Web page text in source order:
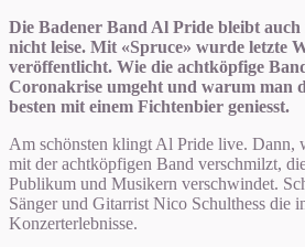
Die Badener Band Al Pride bleibt
nicht leise. Mit «Spruce» wurde letzte
veröffentlicht. Wie die achtköpfige
Coronakrise umgeht und warum man
besten mit einem Fichtenbier geniesst.
Am schönsten klingt Al Pride live. Dann,
mit der achtköpfigen Band verschmilzt,
Publikum und Mu­sikern verschwindet.
Sänger und Gitarrist Nico Schulthess die
Konzerterlebnisse.